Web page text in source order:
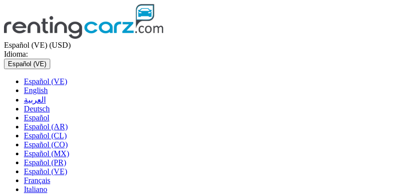
Español (VE) (USD)
Idioma:
Español (VE)
Español (VE)
English
العربية
Deutsch
Español
Español (AR)
Español (CL)
Español (CO)
Español (MX)
Español (PR)
Español (VE)
Français
Italiano